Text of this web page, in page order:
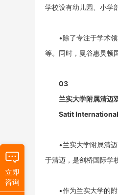
学校设有幼儿园、小学
•除了专注于学术
等。同时，曼谷惠灵顿
03
兰实大学附属清迈
Satit
•兰实大学附属清
于清迈，是剑桥国际学
•作为兰实大学的
立即
咨询